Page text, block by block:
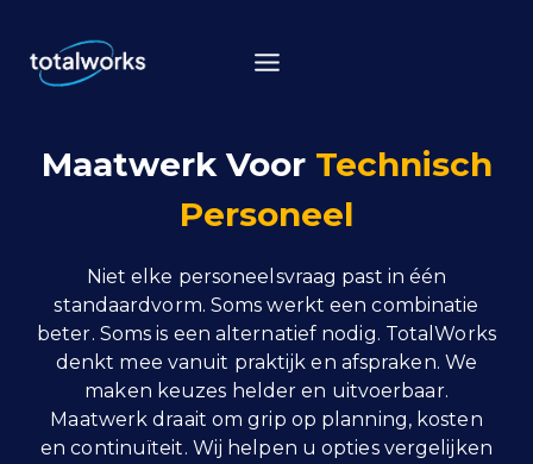
inhoud
Maatwerk Voor Technisch
Personeel
Niet elke personeelsvraag past in één
standaardvorm. Soms werkt een combinatie
beter. Soms is een alternatief nodig. TotalWorks
denkt mee vanuit praktijk en afspraken. We
maken keuzes helder en uitvoerbaar.
Maatwerk draait om grip op planning, kosten
en continuïteit. Wij helpen u opties vergelijken